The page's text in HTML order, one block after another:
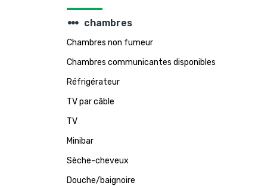
steppers chambres
Chambres non fumeur
Chambres communicantes disponibles
Réfrigérateur
TV par câble
TV
Minibar
Sèche-cheveux
Douche/baignoire